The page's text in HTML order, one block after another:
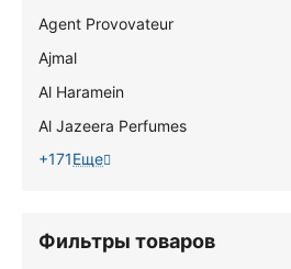
Agent Provovateur
Ajmal
Al Haramein
Al Jazeera Perfumes
+171Еще
Фильтры товаров